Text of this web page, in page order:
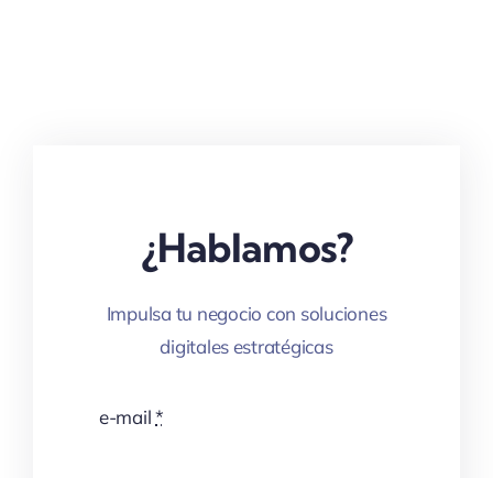
¿Hablamos?
Impulsa tu negocio con soluciones
digitales estratégicas
e-mail*